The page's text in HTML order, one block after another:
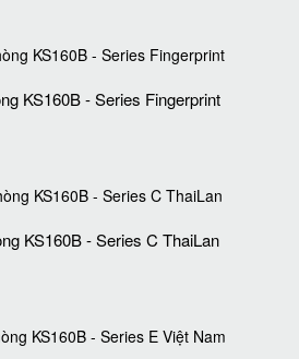
KS160B - Series Fingerprint
KS160B - Series C ThaiLan